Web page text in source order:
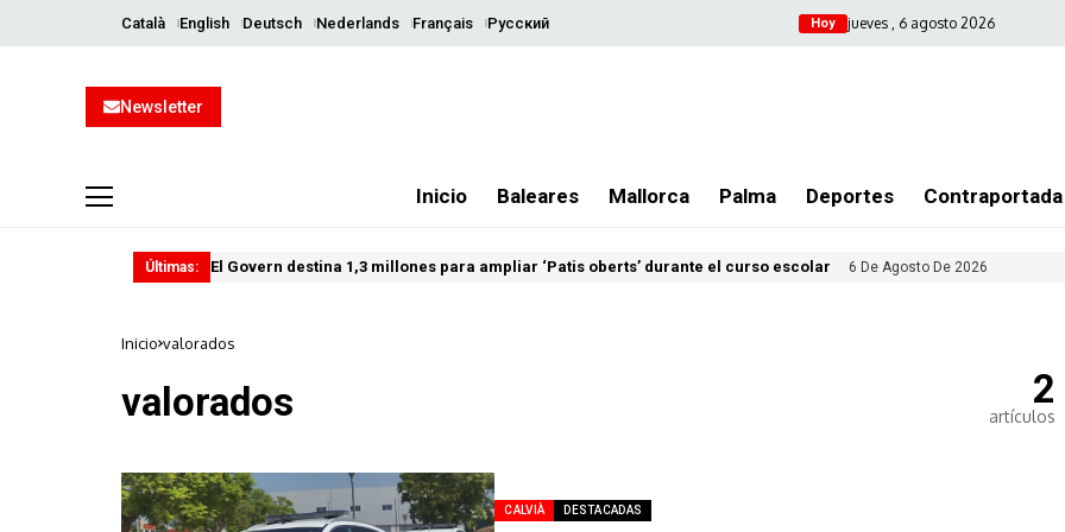
Català English Deutsch Nederlands Français Русский Hoy jueves , 6 agosto 2026
Newsletter
Inicio Baleares Mallorca Palma Deportes Contraportada
Últimas: El Govern destina 1,3 millones para ampliar ‘Patis oberts’ durante el curso escolar 6 De Agosto De 2026
Inicio valorados
valorados 2
artículos
CALVIÀ DESTACADAS